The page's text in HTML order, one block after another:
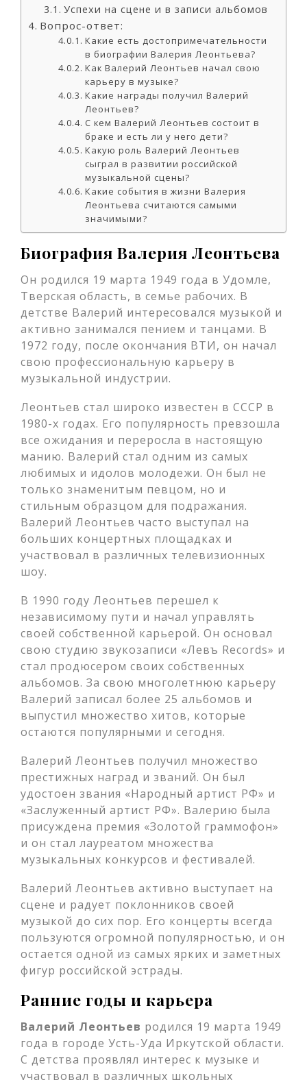
Успехи на сцене и в записи альбомов
Вопрос-ответ:
Какие есть достопримечательности
в биографии Валерия Леонтьева?
Как Валерий Леонтьев начал свою
карьеру в музыке?
Какие награды получил Валерий
Леонтьев?
С кем Валерий Леонтьев состоит в
браке и есть ли у него дети?
Какую роль Валерий Леонтьев
сыграл в развитии российской
музыкальной сцены?
Какие события в жизни Валерия
Леонтьева считаются самыми
значимыми?
Биография Валерия Леонтьева
Он родился 19 марта 1949 года в Удомле,
Тверская область, в семье рабочих. В
детстве Валерий интересовался музыкой и
активно занимался пением и танцами. В
1972 году, после окончания ВТИ, он начал
свою профессиональную карьеру в
музыкальной индустрии.
Леонтьев стал широко известен в СССР в
1980-х годах. Его популярность превзошла
все ожидания и переросла в настоящую
манию. Валерий стал одним из самых
любимых и идолов молодежи. Он был не
только знаменитым певцом, но и
стильным образцом для подражания.
Валерий Леонтьев часто выступал на
больших концертных площадках и
участвовал в различных телевизионных
шоу.
В 1990 году Леонтьев перешел к
независимому пути и начал управлять
своей собственной карьерой. Он основал
свою студию звукозаписи «Левъ Records» и
стал продюсером своих собственных
альбомов. За свою многолетнюю карьеру
Валерий записал более 25 альбомов и
выпустил множество хитов, которые
остаются популярными и сегодня.
Валерий Леонтьев получил множество
престижных наград и званий. Он был
удостоен звания «Народный артист РФ» и
«Заслуженный артист РФ». Валерию была
присуждена премия «Золотой граммофон»
и он стал лауреатом множества
музыкальных конкурсов и фестивалей.
Валерий Леонтьев активно выступает на
сцене и радует поклонников своей
музыкой до сих пор. Его концерты всегда
пользуются огромной популярностью, и он
остается одной из самых ярких и заметных
фигур российской эстрады.
Ранние годы и карьера
Валерий Леонтьев родился 19 марта 1949
года в городе Усть-Уда Иркутской области.
С детства проявлял интерес к музыке и
участвовал в различных школьных